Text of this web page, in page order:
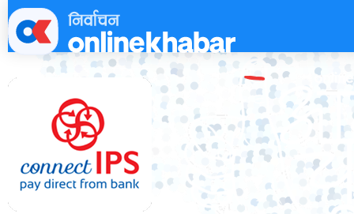
Skip
to
content